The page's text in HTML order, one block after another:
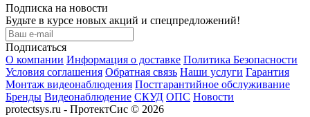
Подписка на новости
Будьте в курсе новых акций и спецпредложений!
Подписаться
О компании Информация о доставке Политика Безопасности
Условия соглашения Обратная связь Наши услуги Гарантия
Монтаж видеонаблюдения Постгарантийное обслуживание
Бренды Видеонаблюдение СКУД ОПС Новости
protectsys.ru - ПротектСис © 2026